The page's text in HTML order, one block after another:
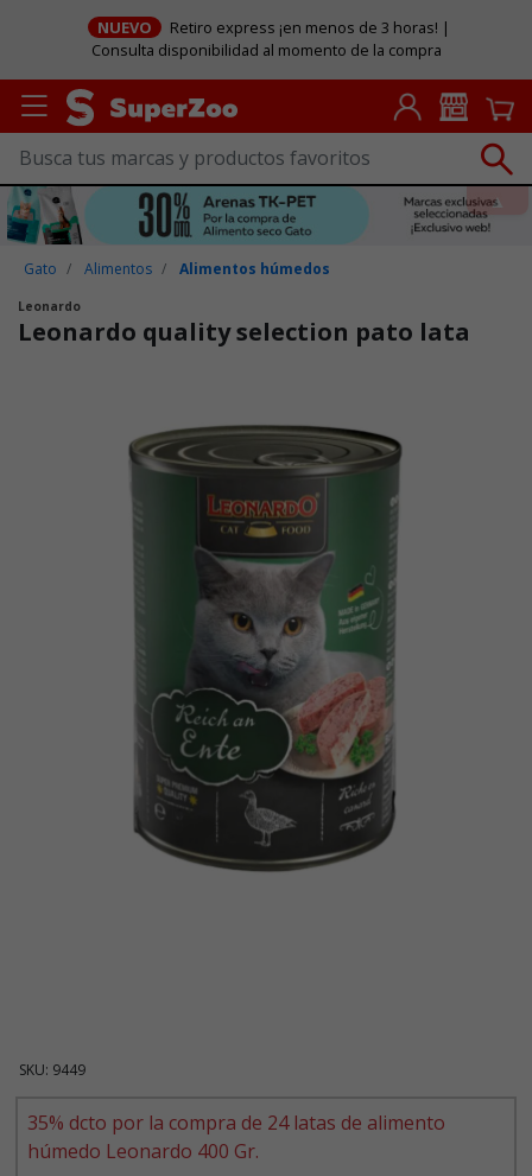
NUEVO
Retiro express ¡en menos de 3 horas! |
Consulta disponibilidad al momento de la compra
Gato Alimentos Alimentos húmedos
Leonardo
Leonardo quality selection pato lata
SKU: 9449
35% dcto por la compra de 24 latas de alimento
húmedo Leonardo 400 Gr.